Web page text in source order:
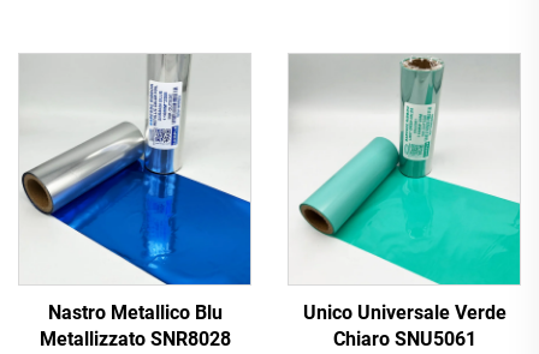
Nastro Metallico Blu
Metallizzato SNR8028
Unico Universale Verde
Chiaro SNU5061